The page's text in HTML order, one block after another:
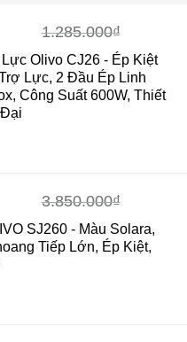
Olivo CJ26 - Ép Kiệt
Lực, 2 Đầu Ép Linh
Công Suất 600W, Thiết
1.285.000₫
SJ260 - Màu Solara,
Tiếp Lớn, Ép Kiệt,
3.850.000₫